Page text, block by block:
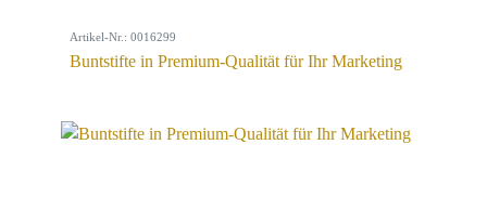
Artikel-Nr.: 0016299
Buntstifte in Premium-Qualität für Ihr Marketing